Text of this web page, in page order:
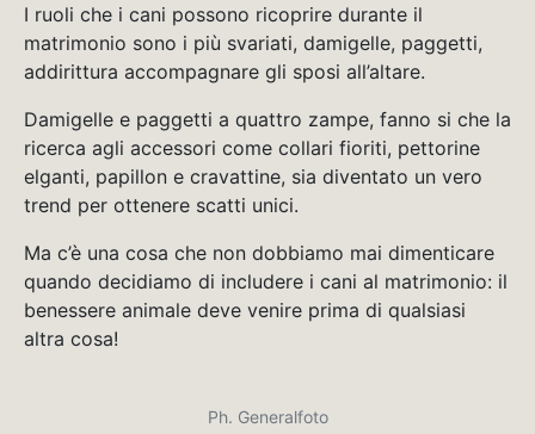
I ruoli che i cani possono ricoprire durante il
matrimonio sono i più svariati, damigelle, paggetti,
addirittura accompagnare gli sposi all’altare.
Damigelle e paggetti a quattro zampe, fanno si che la
ricerca agli accessori come collari fioriti, pettorine
elganti, papillon e cravattine, sia diventato un vero
trend per ottenere scatti unici.
Ma c’è una cosa che non dobbiamo mai dimenticare
quando decidiamo di includere i cani al matrimonio: il
benessere animale deve venire prima di qualsiasi
altra cosa!
Ph. Generalfoto